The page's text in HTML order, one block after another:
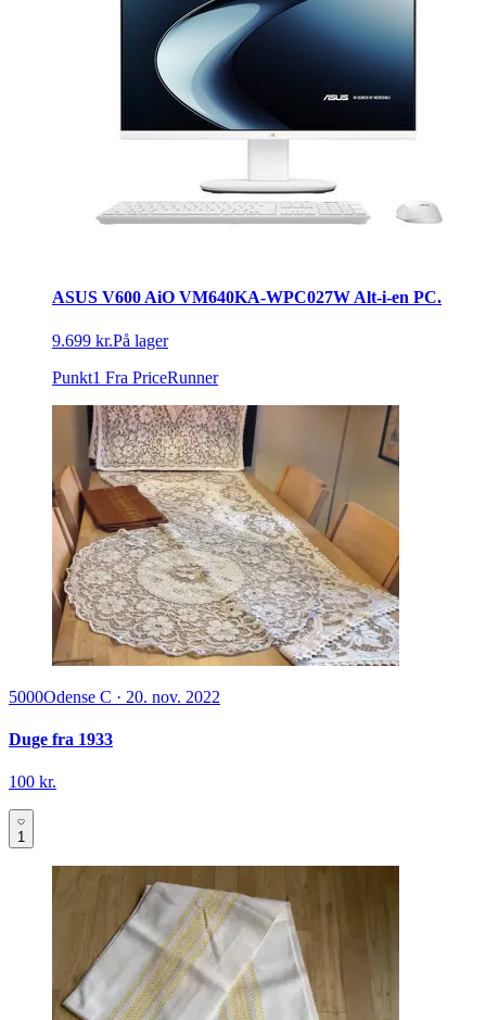
ASUS V600 AiO VM640KA-WPC027W Alt-i-en PC.
9.699 kr.På lager
Punkt1 Fra PriceRunner
5000Odense C · 20. nov. 2022
Duge fra 1933
100 kr.
1